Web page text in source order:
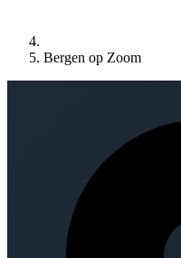
Bergen op Zoom